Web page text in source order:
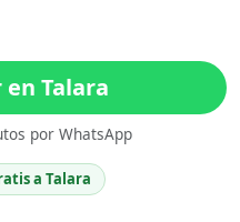
Talara
por WhatsApp
a Talara